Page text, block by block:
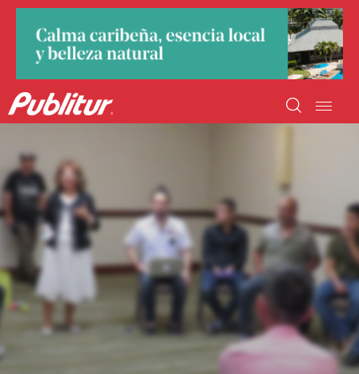
INICIO
INDUSTRIA TURÍSTICA
DESTINOS
EVENTOS
TRAINING
ABORDANDO A…